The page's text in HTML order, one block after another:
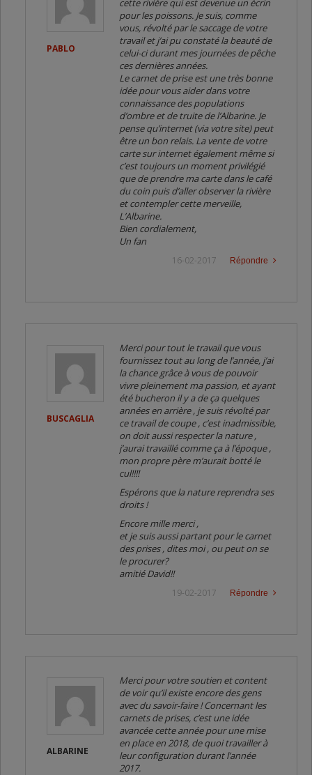
PABLO
cette rivière qui est devenue un écrin
pour les poissons. Je suis, comme
vous, révolté par le saccage de votre
travail et j’ai pu constaté la beauté de
celui-ci durant mes journées de pêche
ces dernières années.
Le carnet de prise est une très bonne
idée pour vous aider dans votre
connaissance des populations
d’ombre et de truite de l’Albarine. Je
pense qu’internet (via votre site) peut
être un bon relais. La vente de votre
carte sur internet également même si
c’est toujours un moment privilégié
que de prendre ma carte dans le café
du coin puis d’aller observer la rivière
et contempler cette merveille,
L’Albarine.
Bien cordialement,
Un fan
Répondre
16-02-2017
BUSCAGLIA
Merci pour tout le travail que vous
fournissez tout au long de l’année, j’ai
la chance grâce à vous de pouvoir
vivre pleinement ma passion, et ayant
été bucheron il y a de ça quelques
années en arrière , je suis révolté par
ce travail de coupe , c’est inadmissible,
on doit aussi respecter la nature ,
j’aurai travaillé comme ça à l’époque ,
mon propre père m’aurait botté le
cul!!!!
Espérons que la nature reprendra ses
droits !
Encore mille merci ,
et je suis aussi partant pour le carnet
des prises , dites moi , ou peut on se
le procurer?
amitié David!!
Répondre
19-02-2017
ALBARINE
Merci pour votre soutien et content
de voir qu’il existe encore des gens
avec du savoir-faire ! Concernant les
carnets de prises, c’est une idée
avancée cette année pour une mise
en place en 2018, de quoi travailler à
leur configuration durant l’année
2017.